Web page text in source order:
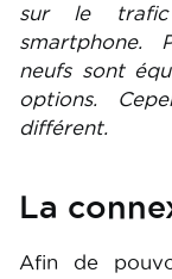
sur le trafic
smartphone.
neufs sont
options.
différent.
La
Afin de